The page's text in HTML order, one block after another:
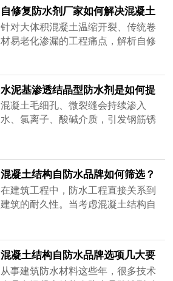
GB50108《地下工程防水技术规范》
对结构自防水的技术要求。当前工程
实践中，混凝土早期收缩开裂、渗水
隐患仍是困扰施工方和质检人员的普
水泥水化产物协同作用的技术路径，
为这一痛点提供了可靠解决方案。
自修复防水剂厂家如何解决混凝土
温缩开裂渗漏难题
针对大体积混凝土温缩开裂、传统卷
材易老化渗漏的工程痛点，解析自修
化热调控与渗透结晶机理，为地下、
水利等工程防水提供选型参考。
水泥基渗透结晶型防水剂是如何提
升建筑耐久性的
混凝土毛细孔、微裂缝会持续渗入
水、氯离子、酸碱介质，引发钢筋锈
业，推出内掺防渗剂+外喷永凝液DPS
整套水泥基渗透结晶体系，通过化学
改性混凝土基体，从源头解决结构劣
化问题，全方位提升建筑长期耐久
混凝土结构自防水品牌如何筛选？
掌握三大核心维度
在建筑工程中，防水工程直接关系到
建筑的耐久性。当考虑混凝土结构自
值得信赖的品牌，其价值在于能从根
源上解决混凝土的渗漏问题。
混凝土结构自防水品牌选项几大要
点
从事建筑防水材料这些年，很多技术